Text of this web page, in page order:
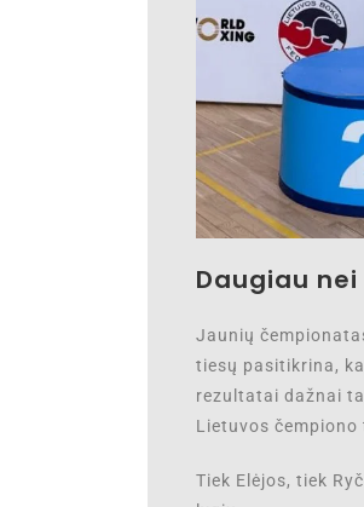
Daugiau
Jaunių
tiesų pasitikrina,
rezultatai dažnai
Lietuvos
Tiek Elėjos, tiek